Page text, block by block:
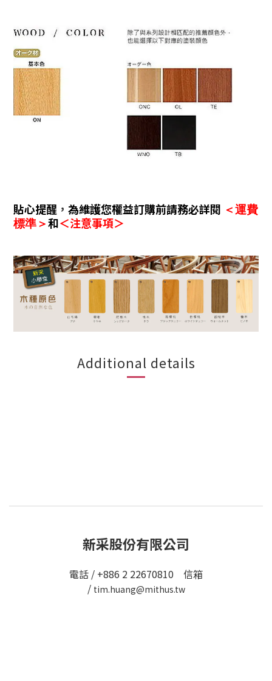
貼心提醒 ， 為維護您權益訂購前請務必詳閱 ＜運費
標準＞和＜注意事項＞
Additional details
新采股份有限公司
電話 / +886 2 22670810 信箱
/ tim.huang@mithus.tw